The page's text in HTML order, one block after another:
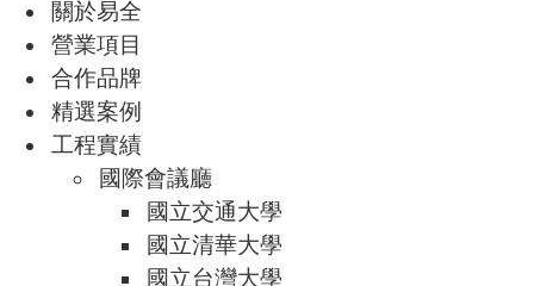
關於易全
營業項目
合作品牌
精選案例
工程實績
國際會議廳
國立交通大學
國立清華大學
國立台灣大學